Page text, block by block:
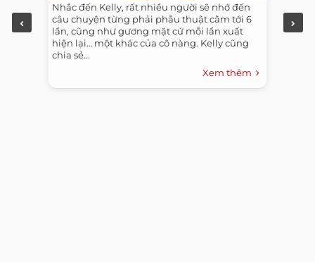
Nhắc đến Kelly, rất nhiều người sẽ nhớ đến
câu chuyện từng phải phẫu thuật cằm tới 6
lần, cũng như gương mặt cứ mỗi lần xuất
hiện lại… một khác của cô nàng. Kelly cũng
chia sẻ...
Xem thêm